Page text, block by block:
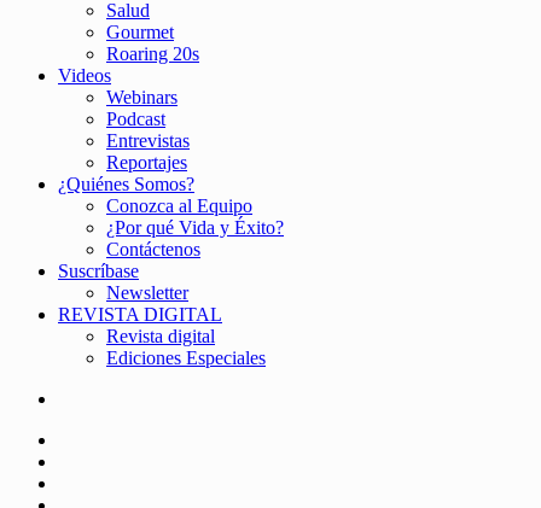
Salud
Gourmet
Roaring 20s
Videos
Webinars
Podcast
Entrevistas
Reportajes
¿Quiénes Somos?
Conozca al Equipo
¿Por qué Vida y Éxito?
Contáctenos
Suscríbase
Newsletter
REVISTA DIGITAL
Revista digital
Ediciones Especiales